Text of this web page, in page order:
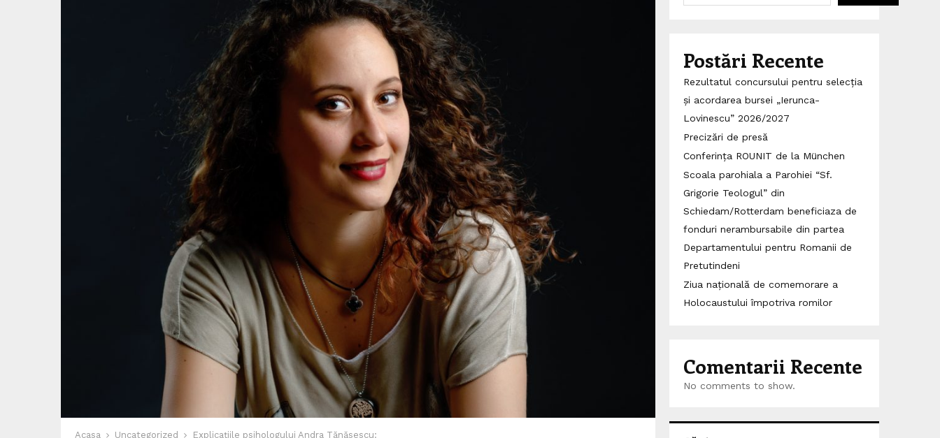
Acasa Uncategorized Explicațiile psihologului Andra Tănăsescu:
Postări Recente
Rezultatul concursului pentru selecția
și acordarea bursei „Ierunca-
Lovinescu” 2026/2027
Precizări de presă
Conferința ROUNIT de la München
Scoala parohiala a Parohiei “Sf.
Grigorie Teologul” din
Schiedam/Rotterdam beneficiaza de
fonduri nerambursabile din partea
Departamentului pentru Romanii de
Pretutindeni
Ziua națională de comemorare a
Holocaustului împotriva romilor
Comentarii Recente
No comments to show.